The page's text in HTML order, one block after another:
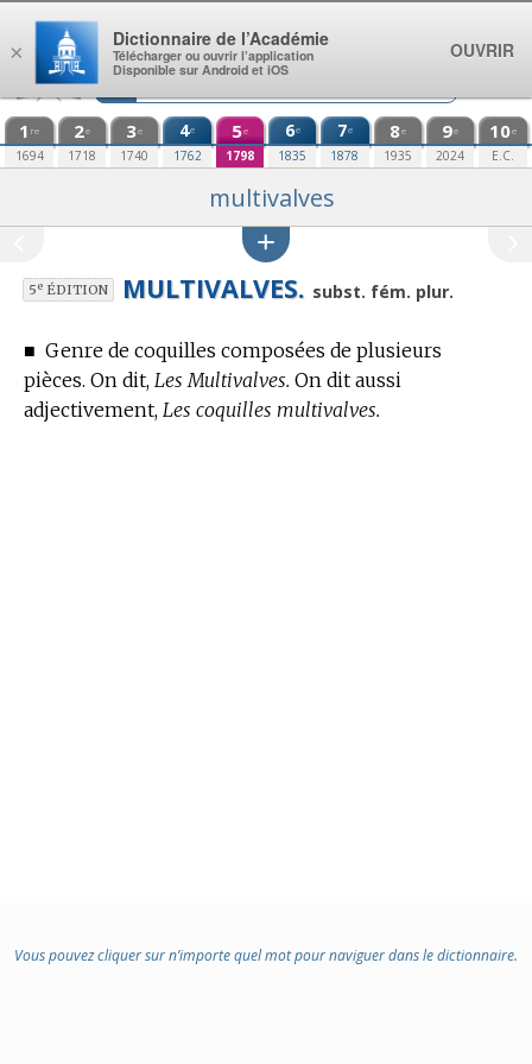
Aller au contenu
1 re
1694
2e
1718
3e
1740
4e
1762
5e
1798
6e
1835
7e
1878
8e
1935
9e
2024
10e
E.C.
multivalves
5eÉDITION MULTIVALVES. subst. fém. plur.
■ Genre de coquilles composées de plusieurs
pièces. On dit, Les Multivalves. On dit aussi
adjectivement, Les coquilles multivalves.
Vous pouvez cliquer sur n’importe quel mot pour naviguer dans le dictionnaire.
×
Dictionnaire de l’Académie
Télécharger ou ouvrir l’application
Disponible sur Android et iOS
OUVRIR